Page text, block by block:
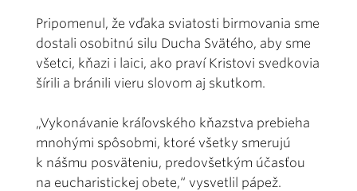
Pripomenul, že vďaka sviatosti birmovania sme
dostali osobitnú silu Ducha Svätého, aby sme
všetci, kňazi i laici, ako praví Kristovi svedkovia
šírili a bránili vieru slovom aj skutkom.
„Vykonávanie kráľovského kňazstva prebieha
mnohými spôsobmi, ktoré všetky smerujú
k nášmu posväteniu, predovšetkým účasťou
na eucharistickej obete,“ vysvetlil pápež.